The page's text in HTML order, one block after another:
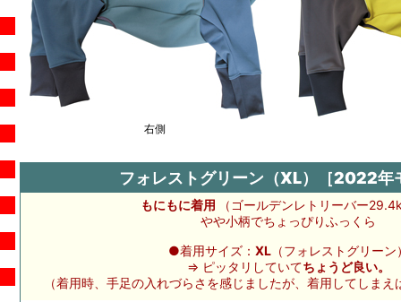
右側
フォレストグリーン（XL）［2022年
もにもに着用
（ゴールデンレトリーバー
やや小柄でちょっぴりふっくら
●着用サイズ： XL（フォレストグリーン
⇒ ピッタリしていてちょうど良い。
（着用時、手足の入れづらさを感じましたが、着用してしま